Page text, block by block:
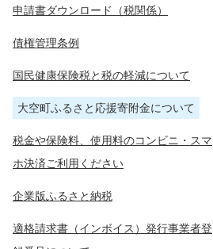
申請書ダウンロード（税関係）
債権管理条例
国民健康保険税と税の軽減について
大空町ふるさと応援寄附金について
税金や保険料、使用料のコンビニ・スマ
ホ決済ご利用ください
企業版ふるさと納税
適格請求書（インボイス）発行事業者登